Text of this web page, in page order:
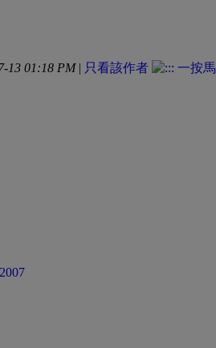
13 01:18 PM| 只看該作者